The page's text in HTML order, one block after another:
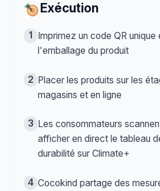
Exécution
1
Imprimez un code QR unique
l'emballage du produit
2 Placer les produits sur les
magasins et en ligne
3 Les consommateurs
afficher en direct le tableau
durabilité sur Climate+
4 Cocokind partage des